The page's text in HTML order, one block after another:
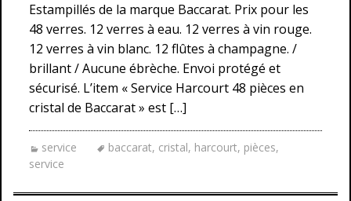
Estampillés de la marque Baccarat. Prix pour les
48 verres. 12 verres à eau. 12 verres à vin rouge.
12 verres à vin blanc. 12 flûtes à champagne. /
brillant / Aucune ébrèche. Envoi protégé et
sécurisé. L’item « Service Harcourt 48 pièces en
cristal de Baccarat » est […]
service baccarat, cristal, harcourt, pièces,
service